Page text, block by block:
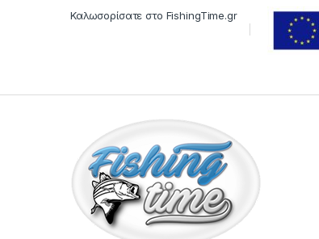
Καλωσορίσατε στο FishingTime.gr